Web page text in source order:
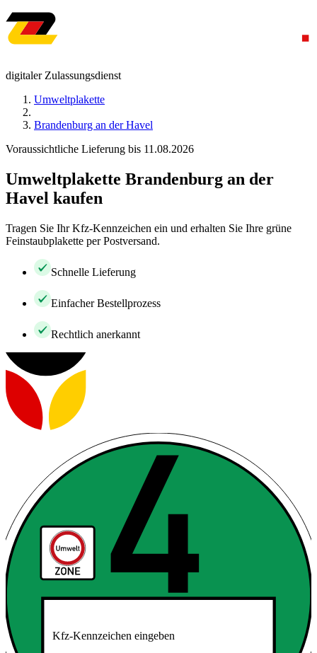
digitaler Zulassungsdienst
Umweltplakette
Brandenburg an der Havel
Voraussichtliche Lieferung bis 11.08.2026
Umweltplakette Brandenburg an der
Havel kaufen
Tragen Sie Ihr Kfz-Kennzeichen ein und erhalten Sie Ihre grüne
Feinstaubplakette per Postversand.
Schnelle Lieferung
Einfacher Bestellprozess
Rechtlich anerkannt
Kfz-Kennzeichen eingeben